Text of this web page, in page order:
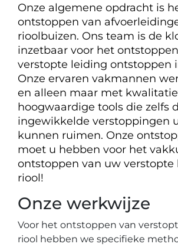
Onze algemene opdracht is
ontstoppen van
rioolbuizen. Ons team is de
inzetbaar voor het
verstopte leiding ontstoppen
Onze ervaren vakmannen
en alleen maar met
hoogwaardige tools die zelfs
ingewikkelde verstoppingen
kunnen ruimen. Onze
moet u hebben voor het
ontstoppen van uw verstopte
riool!
Onze werkwijze
Voor het ontstoppen van
riool hebben we specifieke